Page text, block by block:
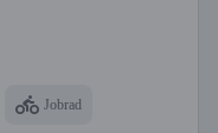
Jobrad